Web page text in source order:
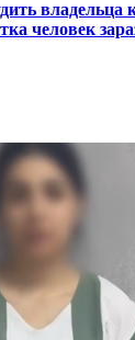
владельца
человек